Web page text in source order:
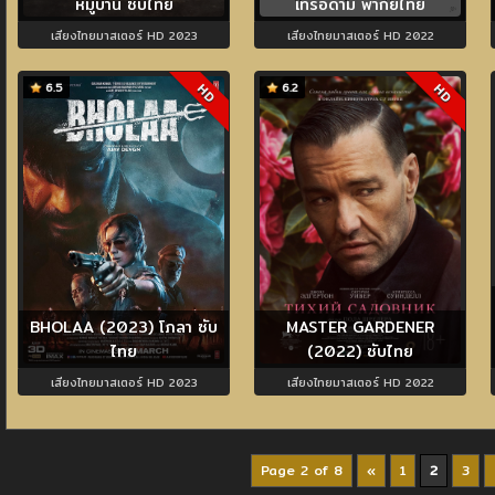
เสียงไทยมาสเตอร์ HD 2023 เสียงไทยมาสเตอร์ HD 2022
BHOLAA (2023) โภลา ซับ
ไทย
6.5 HD
เสียงไทยมาสเตอร์ HD 2023
MASTER GARDENER
(2022) ซับไทย
6.2 HD
เสียงไทยมาสเตอร์ HD 2022
Page 2 of 8 « 1 2 3